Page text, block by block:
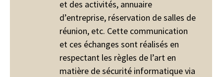
et des activités, annuaire
d’entreprise, réservation de salles de
réunion, etc. Cette communication
et ces échanges sont réalisés en
respectant les règles de l’art en
matière de sécurité informatique via